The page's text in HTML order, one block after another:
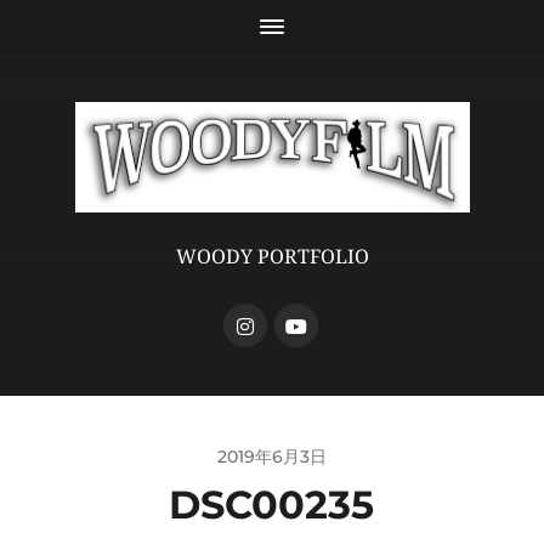
WOODY PORTFOLIO
2019年6月3日
DSC00235